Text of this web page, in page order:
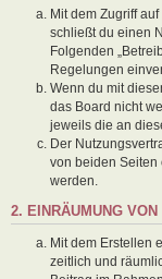
Mit dem Zugriff
schließt du einen
Folgenden
Regelungen
Wenn du mit
das Board nicht
jeweils die an
Der
von beiden Seiten
werden.
2. EINRÄUMUNG VON
Mit dem Erstellen
zeitlich und